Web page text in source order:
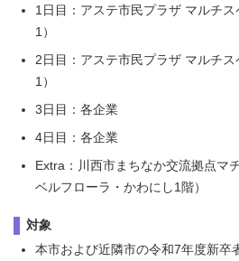
1日目：アステ市民プラザ マルチ
1）
2日目：アステ市民プラザ マルチ
1）
3日目：各企業
4日目：各企業
Extra：川西市まちなか交流拠点マ
ベルフローラ・かわにし1階）
対象
本市および近隣市の令和7年度新卒